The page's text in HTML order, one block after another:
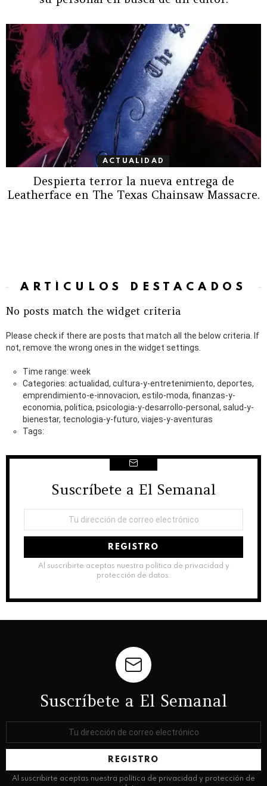
ACTUALIDAD
Despierta terror la nueva entrega de
Leatherface en The Texas Chainsaw Massacre.
ARTÍCULOS DESTACADOS
No posts match the widget criteria
Please check if there are posts that match all the below criteria. If
not, remove the wrong ones in the widget settings.
Time range: week
Categories: actualidad, cultura-y-entretenimiento, deportes,
emprendimiento-e-innovacion, estilo-moda, finanzas-y-
economia, politica, psicologia-y-desarrollo-personal, salud-y-
bienestar, tecnologia-y-futuro, viajes-y-aventuras
Tags:
NEWSLETTER
Suscríbete a El Semanal
Al suscribirte aceptas nuestra política de privacidad y
protección de datos.
Suscríbete a El Semanal
Al suscribirte aceptas nuestra política de privacidad y protección de